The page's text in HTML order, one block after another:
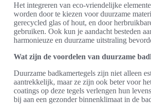
Het integreren van eco-vriendelijke
worden door te kiezen voor duurzame
gerecycled glas of hout, en door
gebruiken. Ook kun je aandacht besteden
harmonieuze en duurzame uitstraling
Wat zijn de voordelen van duurzame
Duurzame badkamertegels zijn niet alleen
aantrekkelijk, maar ze zijn ook beter voor
coatings op deze tegels verlengen hun
bij aan een gezonder binnenklimaat in de